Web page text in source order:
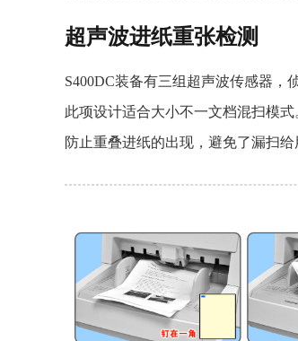
超声波进纸重张检测
S400DC装备有三组超声波传感器，
此项设计适合大小不一文档混扫模
防止重叠进纸的出现，避免了漏扫给